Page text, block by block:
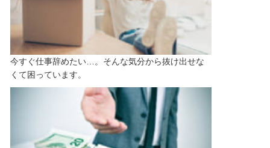
今すぐ仕事辞めたい…。そんな気分から抜け出せな
くて困っています。